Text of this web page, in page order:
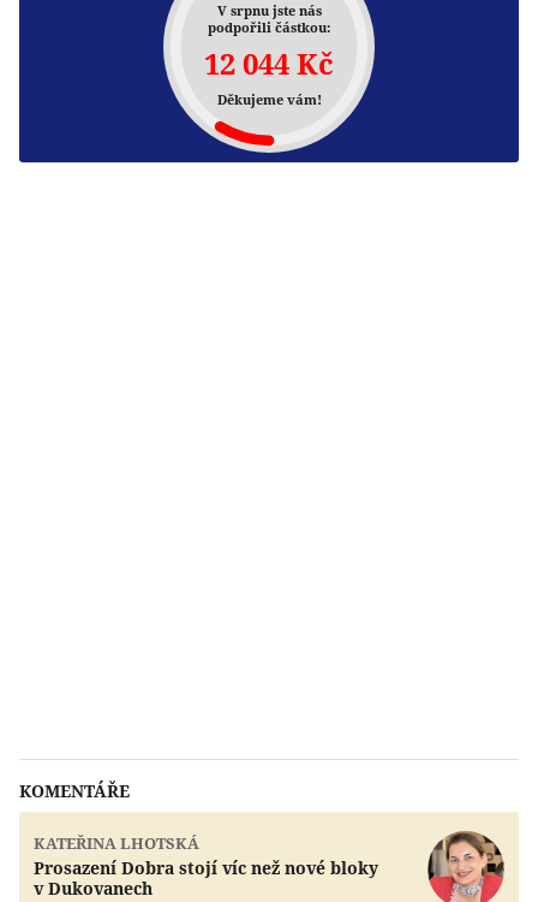
V srpnu jste nás
podpořili částkou:
12 044 Kč
Děkujeme vám!
KOMENTÁŘE
KATEŘINA LHOTSKÁ
Prosazení Dobra stojí víc než nové bloky
v Dukovanech